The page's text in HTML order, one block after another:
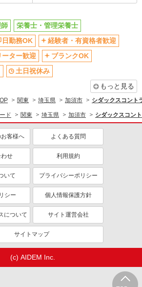
詳細を見る
株式会社 全支援対応コース
師・管理栄養士 特定保健指導
酬：出来高制 報酬額（消費税抜き）： ・事
一括面談(対面) 1日：10,000円〜14,716円 ・
訪問(対面) 1件：4,286円〜5,239円 ・遠隔面
：1,500〜1,691円 ・電話支援 1件：
円〜1,429円 ・ICTメール支援 1件：500円
金額に消費税を加えた金額をお支払いいた
※交通費・電話代は弊社負担。その他、支
により細則あり。
活動エリア】埼玉県加須市及びその周辺
詳細を見る
内食堂での調理補助
給1,141円〜
式会社デンソーワイパシステムズ 埼玉県加
下高柳311 ★車通勤OK
詳細を見る
技能経験者
月給206,000円〜280,000円 ※通勤費規定内支
栄養士・管理栄養士
日勤務OK
経験者・有資格者歓迎
ーター歓迎
ブランクOK
土日祝休み
もっと見る
関東 埼玉県 加須市 シダックスコン
ド 関東 埼玉県 加須市 シダックスコン
客様へ よくある質問
せ 利用規約
いて プライバシーポリシー
シー 個人情報保護方針
について サイト運営会社
サイトマップ
(c) AIDEM Inc.